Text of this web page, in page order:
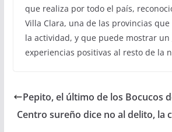
que realiza por todo el país,
Villa Clara, una de las provincias que
la actividad, y que puede mostrar un
experiencias positivas al resto de la
Pepito, el último de los Bocucos
Centro sureño dice no al delito, la